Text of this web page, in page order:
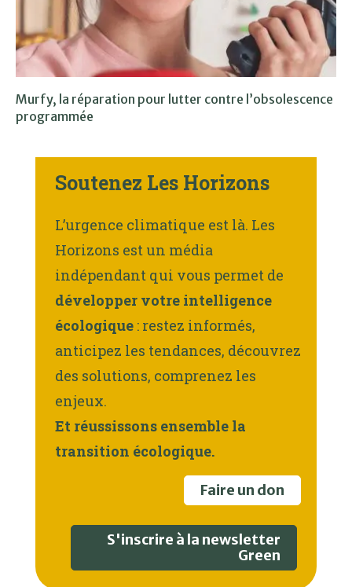
Murfy, la réparation pour lutter contre l’obsolescence
programmée
Soutenez Les Horizons
L’urgence climatique est là. Les
Horizons est un média
indépendant qui vous permet de
développer votre intelligence
écologique : restez informés,
anticipez les tendances, découvrez
des solutions, comprenez les
enjeux.
Et réussissons ensemble la
transition écologique.
Faire un don
S'inscrire à la newsletter
Green